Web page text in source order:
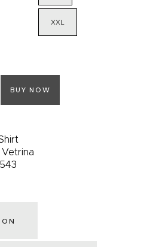
XXL
BUY NOW
Vetrina